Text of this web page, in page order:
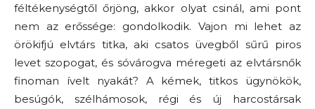
féltékenységtől őrjöng, akkor olyat csinál, ami pont
nem az erőssége: gondolkodik. Vajon mi lehet az
örökifjú elvtárs titka, aki csatos üvegből sűrű piros
levet szopogat, és sóvárogva méregeti az elvtársnők
finoman ívelt nyakát? A kémek, titkos ügynökök,
besúgók, szélhámosok, régi és új harcostársak